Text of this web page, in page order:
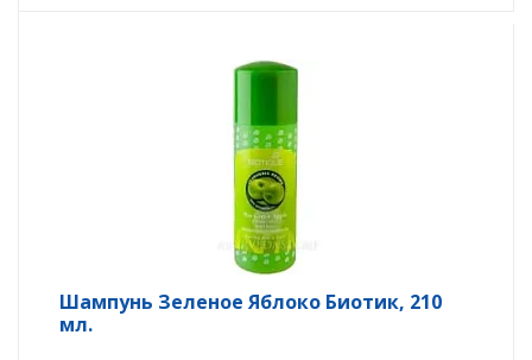
Шампунь Зеленое Яблоко Биотик, 210
мл.